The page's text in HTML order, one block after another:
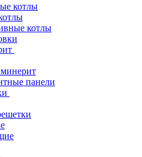
котлы
котлы
панели